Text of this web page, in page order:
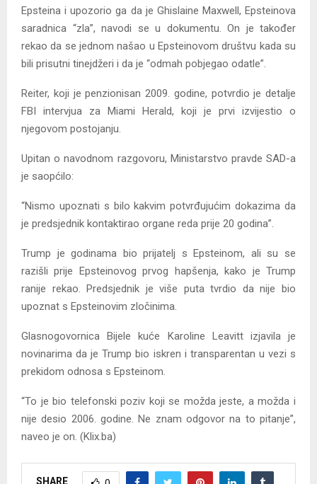
Epsteina i upozorio ga da je Ghislaine Maxwell, Epsteinova
saradnica “zla”, navodi se u dokumentu. On je također
rekao da se jednom našao u Epsteinovom društvu kada su
bili prisutni tinejdžeri i da je “odmah pobjegao odatle”.
Reiter, koji je penzionisan 2009. godine, potvrdio je detalje
FBI intervjua za Miami Herald, koji je prvi izvijestio o
njegovom postojanju.
Upitan o navodnom razgovoru, Ministarstvo pravde SAD-a
je saopćilo:
“Nismo upoznati s bilo kakvim potvrđujućim dokazima da
je predsjednik kontaktirao organe reda prije 20 godina”.
Trump je godinama bio prijatelj s Epsteinom, ali su se
razišli prije Epsteinovog prvog hapšenja, kako je Trump
ranije rekao. Predsjednik je više puta tvrdio da nije bio
upoznat s Epsteinovim zločinima.
Glasnogovornica Bijele kuće Karoline Leavitt izjavila je
novinarima da je Trump bio iskren i transparentan u vezi s
prekidom odnosa s Epsteinom.
“To je bio telefonski poziv koji se možda jeste, a možda i
nije desio 2006. godine. Ne znam odgovor na to pitanje”,
naveo je on. (Klix.ba)
SHARE